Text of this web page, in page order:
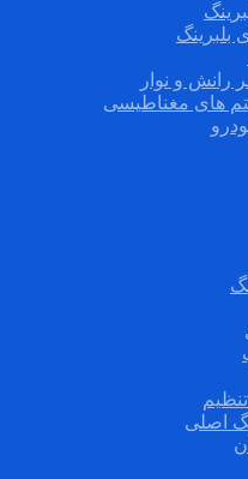
رانش و نوار
های مغناطیسی
اصلی